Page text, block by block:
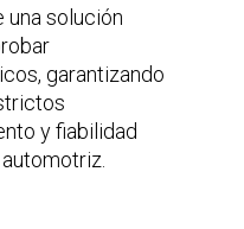
solución
garantizando
y fiabilidad